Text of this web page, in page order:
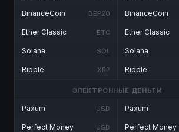
BinanceCoin BEP20
Ether Classic ETC
Solana SOL
Ripple XRP
BinanceCoin
Ether Classic
Solana
Ripple
ЭЛЕКТРОННЫЕ ДЕНЬГИ
Paxum USD
Perfect Money USD
Paxum
Perfect Money